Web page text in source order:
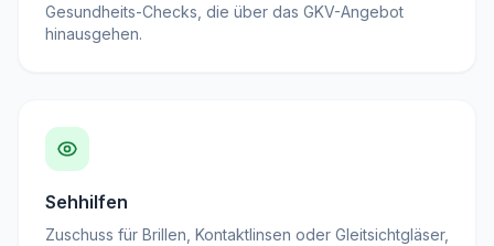
Gesundheits-Checks, die über das GKV-Angebot
hinausgehen.
Sehhilfen
Zuschuss für Brillen, Kontaktlinsen oder Gleitsichtgläser,